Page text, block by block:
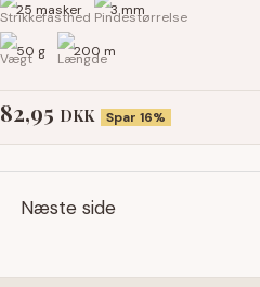
25 masker 3 mm
50 g 200 m
82,95 DKK Spar 16%
Næste side